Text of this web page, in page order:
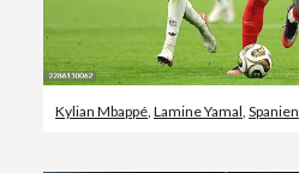
Kylian Mbappé Lamine Yamal Spanien